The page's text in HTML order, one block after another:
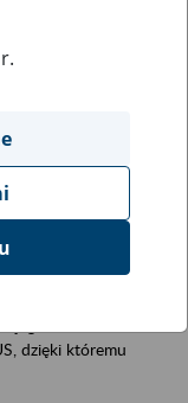
dzięki któremu